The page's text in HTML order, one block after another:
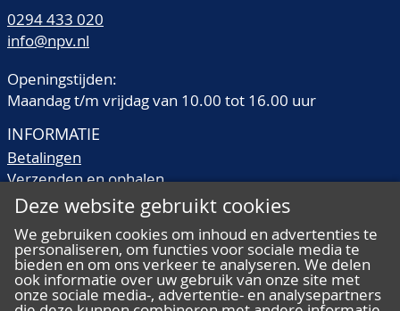
0294 433 020
info@npv.nl
Openingstijden:
Maandag t/m vrijdag van 10.00 tot 16.00 uur
INFORMATIE
Betalingen
Verzenden en ophalen
Veilingtermen
Kwaliteitsomschrijvingen
Veelgestelde vragen
Deze website gebruikt cookies
We gebruiken cookies om inhoud en advertenties te
personaliseren, om functies voor sociale media te
bieden en om ons verkeer te analyseren. We delen
ook informatie over uw gebruik van onze site met
onze sociale media-, advertentie- en analysepartners